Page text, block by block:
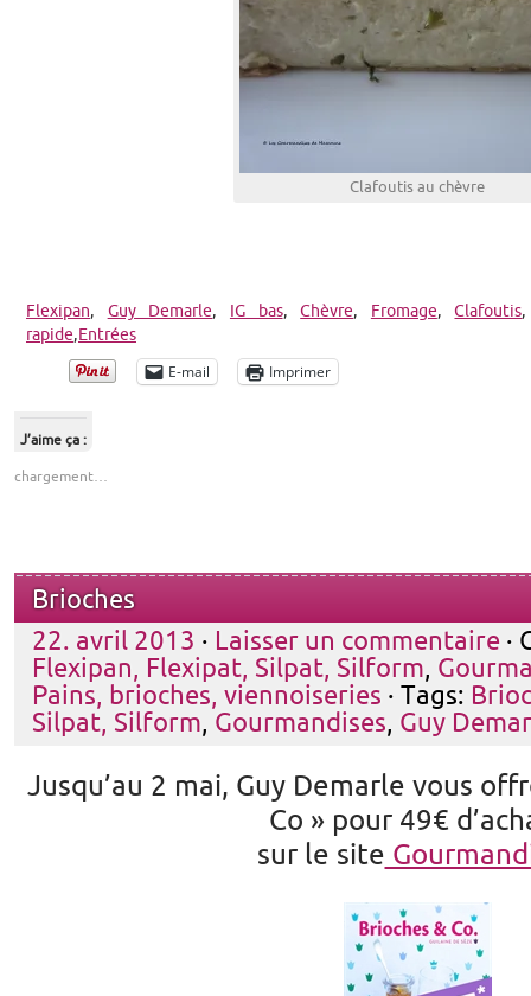
Clafoutis au chèvre
Flexipan, Guy Demarle, IG bas,Chèvre, Fromage,Clafoutis
rapide, Entrées
E-mail Imprimer
J’aime ça :
chargement…
Brioches
22. avril 2013 · Laisser un commentaire ·
Flexipan, Flexipat, Silpat, Silform,
Pains, brioches, viennoiseries · Tags:
Silpat, Silform, Gourmandises, Guy
Jusqu’au 2 mai, Guy Demarle vous
Co » pour 49€
sur le site